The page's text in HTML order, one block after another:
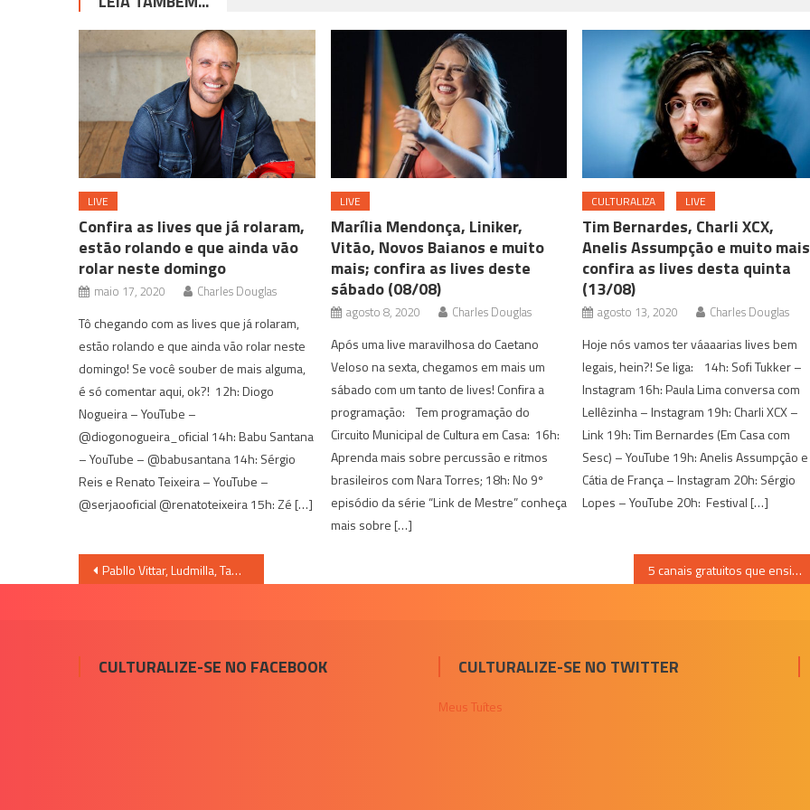
LIVE
Confira as lives que já rolaram,
estão rolando e que ainda vão
rolar neste domingo
maio 17, 2020 Charles Douglas
Tô chegando com as lives que já rolaram,
estão rolando e que ainda vão rolar neste
domingo! Se você souber de mais alguma,
é só comentar aqui, ok?! 12h: Diogo
Nogueira – YouTube –
@diogonogueira_oficial 14h: Babu Santana
– YouTube – @babusantana 14h: Sérgio
Reis e Renato Teixeira – YouTube –
@serjaooficial @renatoteixeira 15h: Zé […]
LIVE
Marília Mendonça, Liniker,
Vitão, Novos Baianos e muito
mais; confira as lives deste
sábado (08/08)
agosto 8, 2020 Charles Douglas
Após uma live maravilhosa do Caetano
Veloso na sexta, chegamos em mais um
sábado com um tanto de lives! Confira a
programação: Tem programação do
Circuito Municipal de Cultura em Casa: 16h:
Aprenda mais sobre percussão e ritmos
brasileiros com Nara Torres; 18h: No 9º
episódio da série “Link de Mestre” conheça
mais sobre […]
CULTURALIZA LIVE
Tim Bernardes, Charli XCX,
Anelis Assumpção e muito
confira as lives desta quinta
(13/08)
agosto 13, 2020 Charles Douglas
Hoje nós vamos ter váaaarias lives bem
legais, hein?! Se liga: 14h: Sofi Tukker –
Instagram 16h: Paula Lima conversa com
Lellêzinha – Instagram 19h: Charli XCX –
Link 19h: Tim Bernardes (Em Casa com
Sesc) – YouTube 19h: Anelis Assumpção e
Cátia de França – Instagram 20h: Sérgio
Lopes – YouTube 20h: Festival […]
Navegação
Pabllo Vittar, Ludmilla, Tamara Franklin; confira as lives desta sexta (22/05) 5 canais gratuitos que ensinam praticar Yoga e Meditação; confira
CULTURALIZE-SE NO FACEBOOK CULTURALIZE-SE NO TWITTER
Meus Tuítes